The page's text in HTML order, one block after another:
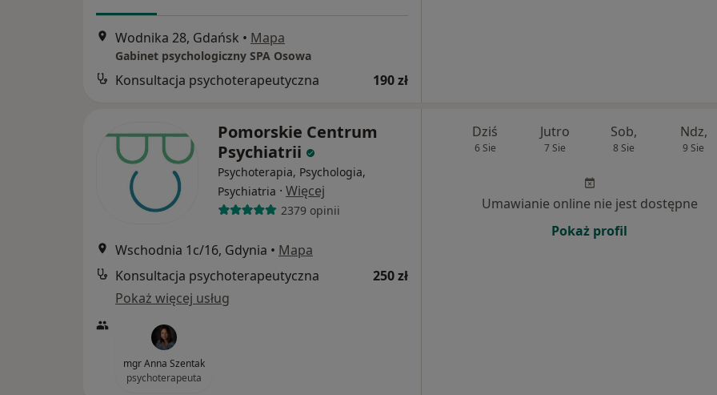
Wodnika 28, Gdańsk • Mapa
Gabinet psychologiczny SPA Osowa
Konsultacja psychoterapeutyczna 190 zł
Pomorskie Centrum
Psychiatrii
Psychoterapia, Psychologia,
Psychiatria · Więcej
2379 opinii
Wschodnia 1c/16, Gdynia • Mapa
Konsultacja psychoterapeutyczna
250 zł
Pokaż więcej usług
mgr Anna Szentak
psychoterapeuta
Dziś
6 Sie
Jutro
7 Sie
Sob,
8 Sie
Ndz,
9 Sie
Umawianie online nie jest dostępne
Pokaż profil